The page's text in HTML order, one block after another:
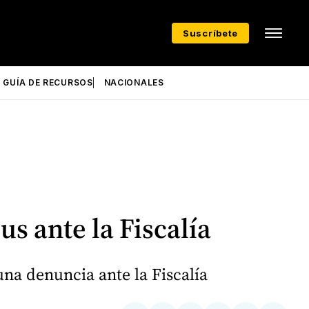
Suscríbete
GUÍA DE RECURSOS NACIONALES
ante la Fiscalía
denuncia ante la Fiscalía